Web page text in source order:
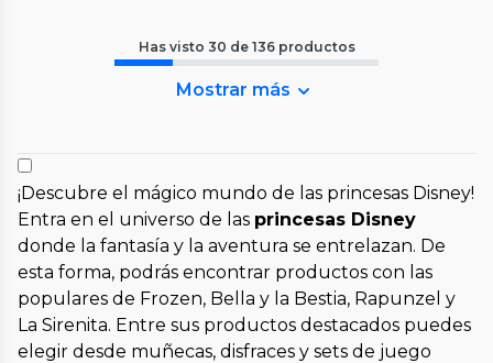
Has visto 30 de 136 productos
Mostrar más
¡Descubre el mágico mundo de las princesas Disney!
Entra en el universo de las princesas Disney
donde la fantasía y la aventura se entrelazan. De
esta forma, podrás encontrar productos con las
populares de Frozen, Bella y la Bestia, Rapunzel y
La Sirenita. Entre sus productos destacados puedes
elegir desde muñecas, disfraces y sets de juego